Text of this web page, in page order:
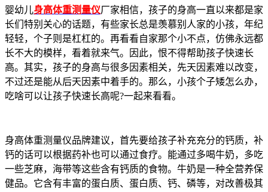
婴幼儿身高体重测量仪厂家相信，孩子的身高一直以来都是家
长们特别关心的话题，有些家长总是羡慕别人家的小孩，年纪
轻轻，个子则是杠杠的。再看看自家那个小不点，仿佛永远都
长不大的模样，看着就来气。因此，恨不得帮助孩子快速长
高。其实，孩子的身高与很多因素相关，先天因素难以改变，
不过还是能从后天因素中着手的。那么，小孩个子矮怎么办，
吃啥可以让孩子快速长高呢?一起来看看。
身高体重测量仪品牌建议，首先要给孩子补充充分的钙质，补
钙的话可以根据药补也可以通过食疗。能通过多喝牛奶，多吃
一些芝麻，海带等这些含有钙质的食物。牛奶是一种全营养保
健品。它含有丰富的蛋白质、蛋白质、钙、磷等，对改善极其